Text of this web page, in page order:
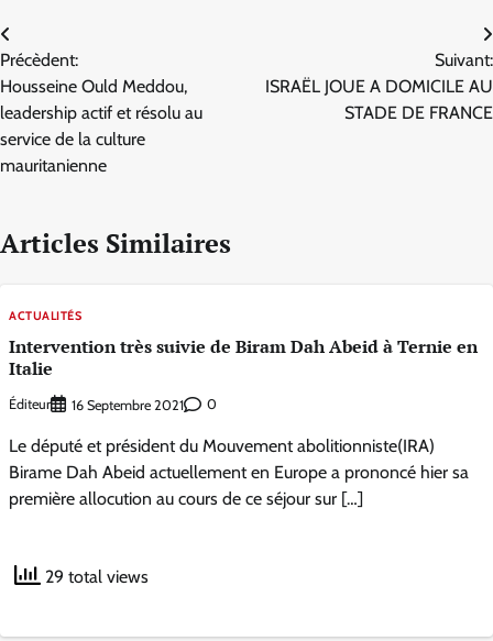
Navigation
de
l’article
Précèdent:
Housseine Ould Meddou,
leadership actif et résolu au
service de la culture
mauritanienne
Suivant:
ISRAËL JOUE A DOMICILE AU
STADE DE FRANCE
Articles Similaires
ACTUALITÉS
Intervention très suivie de Biram Dah Abeid à Ternie en
Italie
Éditeur 16 Septembre 2021 0
Le député et président du Mouvement abolitionniste(IRA)
Birame Dah Abeid actuellement en Europe a prononcé hier sa
première allocution au cours de ce séjour sur […]
29 total views